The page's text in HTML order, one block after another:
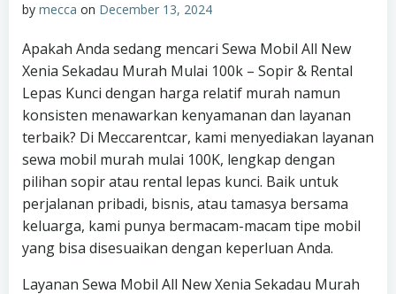
by mecca on December 13, 2024
Apakah Anda sedang mencari Sewa Mobil All New
Xenia Sekadau Murah Mulai 100k – Sopir & Rental
Lepas Kunci dengan harga relatif murah namun
konsisten menawarkan kenyamanan dan layanan
terbaik? Di Meccarentcar, kami menyediakan layanan
sewa mobil murah mulai 100K, lengkap dengan
pilihan sopir atau rental lepas kunci. Baik untuk
perjalanan pribadi, bisnis, atau tamasya bersama
keluarga, kami punya bermacam-macam tipe mobil
yang bisa disesuaikan dengan keperluan Anda.
Layanan Sewa Mobil All New Xenia Sekadau Murah